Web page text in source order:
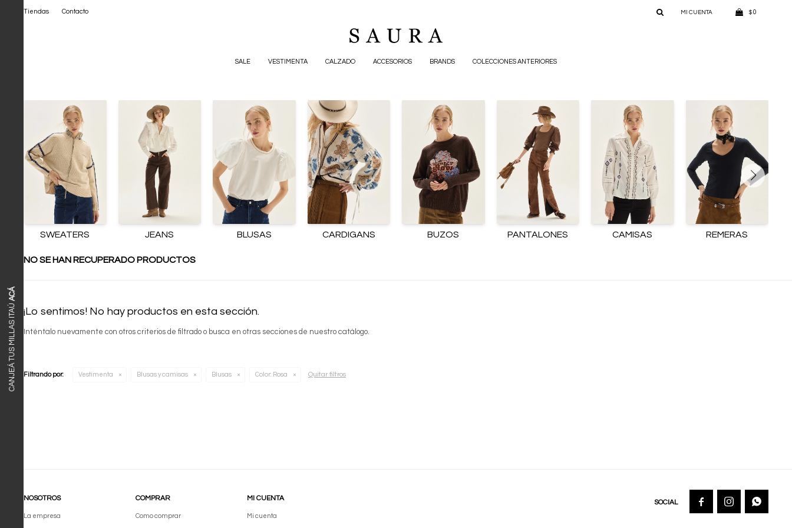
SALE VESTIMENTA CALZADO ACCESORIOS BRANDS COLECCIONES ANTERIORES
$ 0
Tiendas Contacto
CANJEÁ TUS MILLAS ITAÚ
ACÁ
SWEATERS JEANS BLUSAS CARDIGANS BUZOS PANTALONES CAMISAS REMERAS
NO SE HAN RECUPERADO PRODUCTOS
¡Lo sentimos! No hay productos en esta sección.
Inténtalo nuevamente con otros criterios de filtrado o busca en otras secciones de nuestro catálogo.
Filtrando por: Vestimenta Blusas y camisas Blusas Color: Rosa Quitar filtros
NOSOTROS
La empresa
COMPRAR
Como comprar
MI CUENTA
Mi cuenta
  